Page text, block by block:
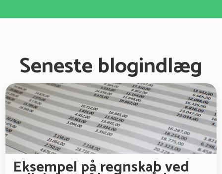
Seneste blogindlæg
Eksempel på regnskab ved